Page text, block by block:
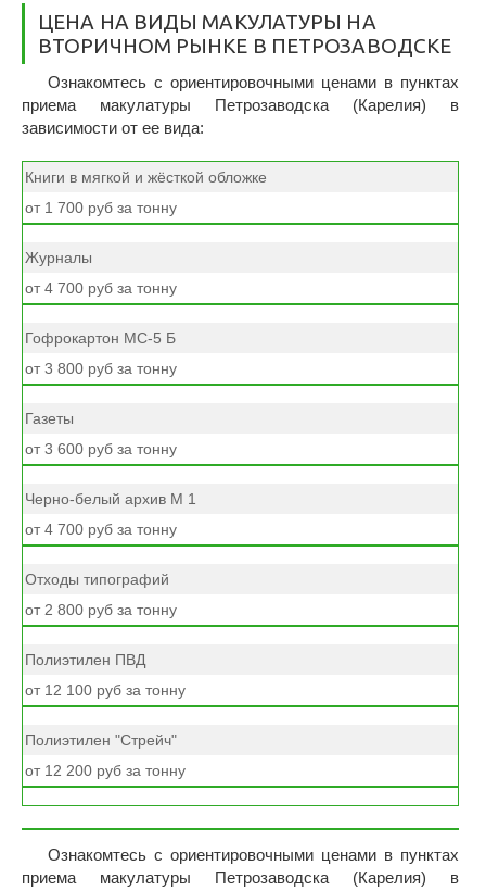
ЦЕНА НА ВИДЫ МАКУЛАТУРЫ НА
ВТОРИЧНОМ РЫНКЕ В ПЕТРОЗАВОДСКЕ
Ознакомтесь с ориентировочными ценами в пунктах
приема макулатуры Петрозаводска (Карелия) в
зависимости от ее вида:
Книги в мягкой и жёсткой обложке
от 1 700 руб за тонну
Журналы
от 4 700 руб за тонну
Гофрокартон МС-5 Б
от 3 800 руб за тонну
Газеты
от 3 600 руб за тонну
Черно-белый архив М 1
от 4 700 руб за тонну
Отходы типографий
от 2 800 руб за тонну
Полиэтилен ПВД
от 12 100 руб за тонну
Полиэтилен "Стрейч"
от 12 200 руб за тонну
Ознакомтесь с ориентировочными ценами в пунктах
приема макулатуры Петрозаводска (Карелия) в